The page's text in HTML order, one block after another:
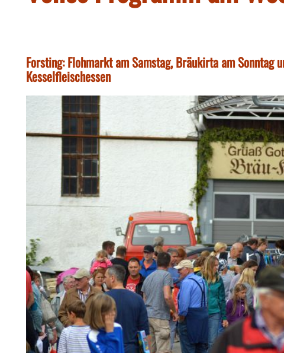
Forsting: Flohmarkt am Samstag, Bräukirta am Sonntag
Kesselfleischessen